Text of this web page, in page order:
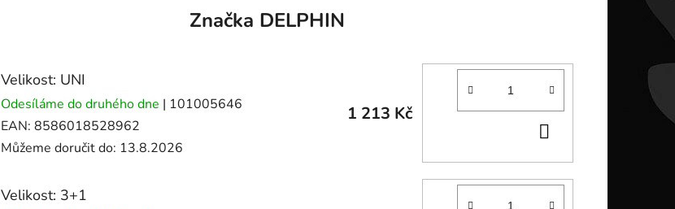
Značka DELPHIN
Velikost: UNI
Odesíláme do druhého dne | 101005646
EAN: 8586018528962
Můžeme doručit do: 13.8.2026
1 213 Kč
KOŠÍKU
Velikost: 3+1